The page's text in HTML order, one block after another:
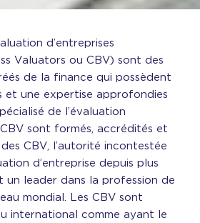
d’entreprises
Valuators ou CBV) sont des
de la finance qui possèdent
et une expertise approfondies
de l’évaluation
CBV sont formés, accrédités et
CBV, l’autorité incontestée
d’entreprise depuis plus
un leader dans la profession de
mondial. Les CBV sont
international comme ayant le